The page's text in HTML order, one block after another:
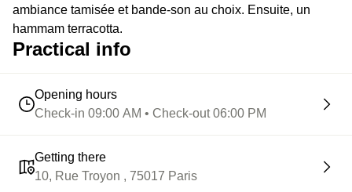
ambiance tamisée et bande-son au choix. Ensuite, un
hammam terracotta.
Practical info
Opening hours
Check-in 09:00 AM • Check-out 06:00 PM
Getting there
10, Rue Troyon , 75017 Paris